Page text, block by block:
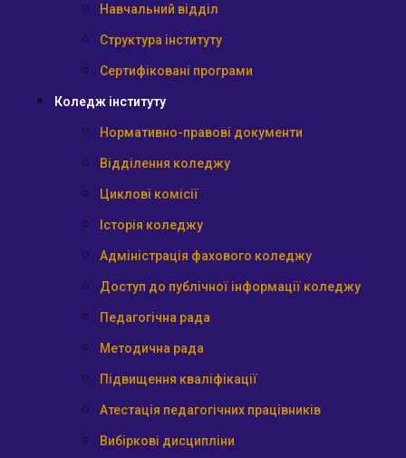
Навчальний відділ
Структура інституту
Сертифіковані програми
Коледж інституту
Нормативно-правові документи
Відділення коледжу
Циклові комісії
Історія коледжу
Адміністрація фахового коледжу
Доступ до публічної інформації коледжу
Педагогічна рада
Методична рада
Підвищення кваліфікації
Атестація педагогічних працівників
Вибіркові дисципліни